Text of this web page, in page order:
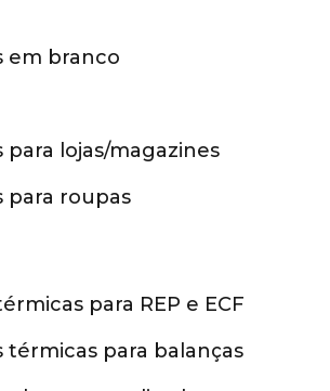
em branco
para lojas/magazines
para roupas
para REP e ECF
térmicas para balanças